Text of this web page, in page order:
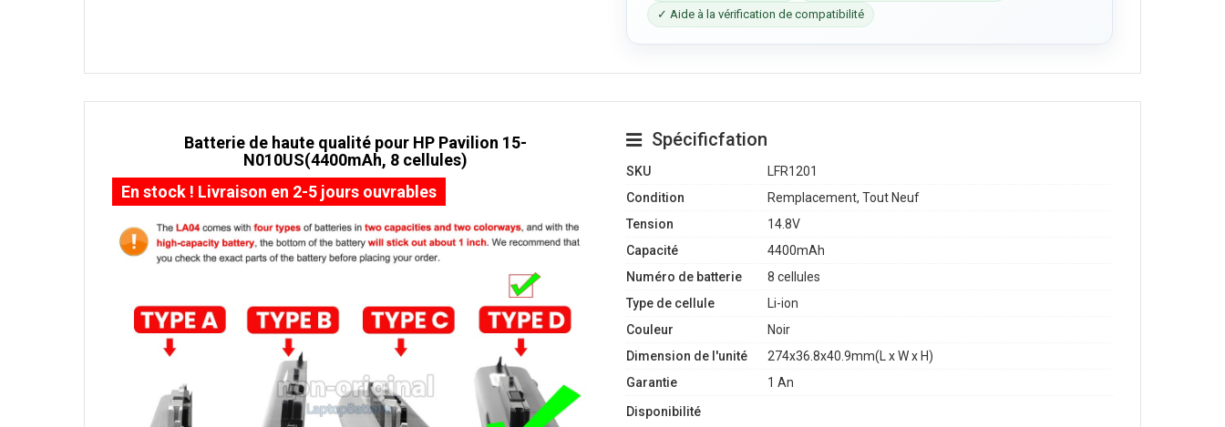
✓ Aide à la vérification de compatibilité
Batterie de haute qualité pour HP Pavilion 15-
N010US(4400mAh, 8 cellules)
En stock ! Livraison en 2-5 jours ouvrables
Spécificfation
SKU
LFR1201
Condition
Remplacement, Tout Neuf
Tension
14.8V
Capacité
4400mAh
Numéro de batterie
8 cellules
Type de cellule
Li-ion
Couleur
Noir
Dimension de l'unité
274x36.8x40.9mm(L x W x H)
Garantie
1 An
Disponibilité